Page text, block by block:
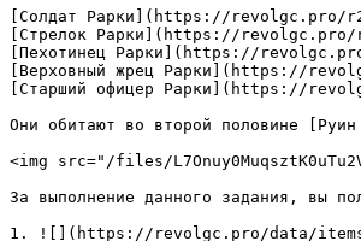
[Солдат Рарки](https://revolgc.pro/
[Стрелок Рарки](https://
[Пехотинец Рарки](https://
[Верховный жрец Рарки](https://
[Старший офицер Рарки](https://
Они обитают во второй половине
<img src="/files/
За выполнение данного задания, вы
1. ![](https://revolgc.pro/data/items/